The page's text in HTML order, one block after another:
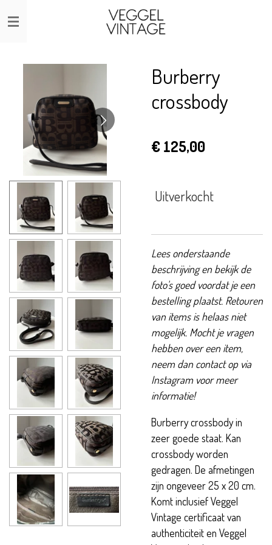
Ga
direct
Burberry
crossbody
€ 125,00
Uitverkocht
Lees onderstaande
beschrijving en bekijk de
foto's goed voordat je een
bestelling plaatst. Retouren
van items is helaas niet
mogelijk. Mocht je vragen
hebben over een item,
neem dan contact op via
Instagram voor meer
informatie!
Burberry crossbody in
zeer goede staat. Kan
crossbody worden
gedragen. De afmetingen
zijn ongeveer 25 x 20 cm.
Komt inclusief Veggel
Vintage certificaat van
authenticiteit en Veggel